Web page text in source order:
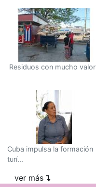
Residuos con mucho valor
Cuba impulsa la formación
turí...
ver más